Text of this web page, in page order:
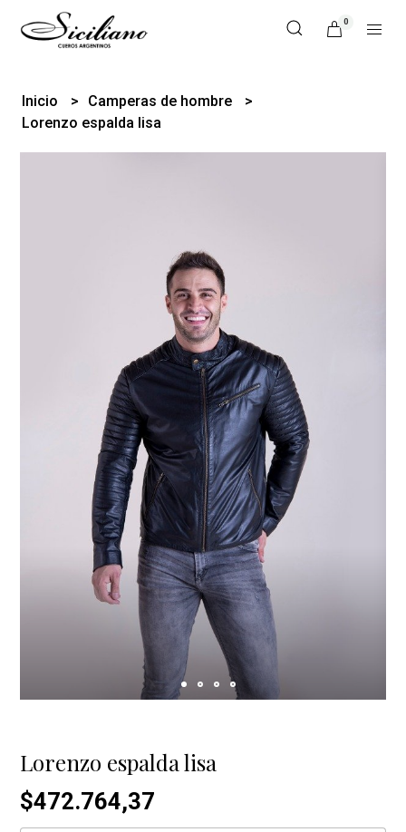
0
Inicio
Camperas de hombre
Lorenzo espalda lisa
Lorenzo espalda lisa
$472.764,37